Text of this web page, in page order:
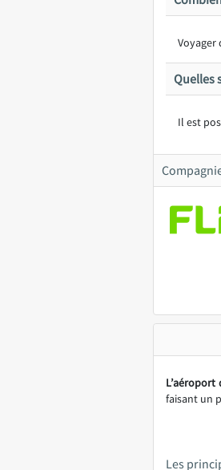
Voyager
Quelles
Il est
L’aéroport
faisant un
Les